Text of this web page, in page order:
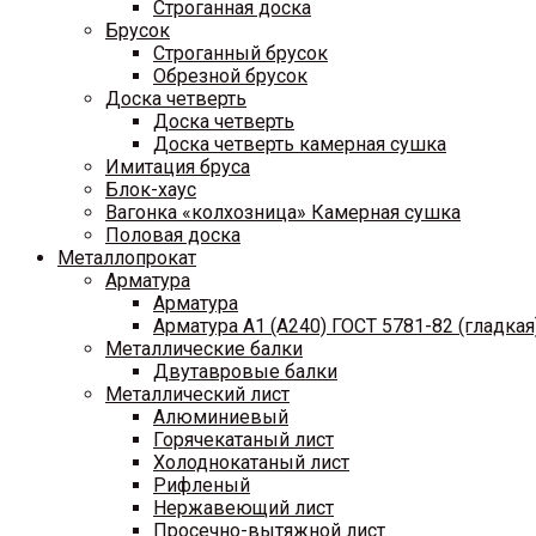
Строганная доска
Брусок
Строганный брусок
Обрезной брусок
Доска четверть
Доска четверть
Доска четверть камерная сушка
Имитация бруса
Блок-хаус
Вагонка «колхозница» Камерная сушка
Половая доска
Металлопрокат
Арматура
Арматура
Арматура A1 (A240) ГОСТ 5781-82
Металлические балки
Двутавровые балки
Металлический лист
Алюминиевый
Горячекатаный лист
Холоднокатаный лист
Рифленый
Нержавеющий лист
Просечно-вытяжной лист